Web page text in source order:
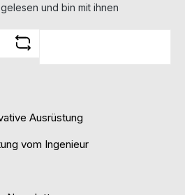
gelesen und bin mit ihnen
Ausrüstung
vom Ingenieur